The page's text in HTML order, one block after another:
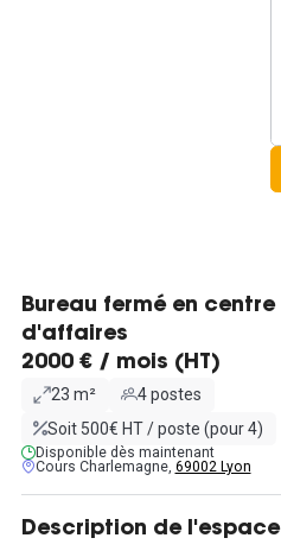
Bureau fermé en centre
d'affaires
2000 € / mois (HT)
23 m²
4 postes
Soit 500€ HT / poste (pour 4)
Disponible dès maintenant
Cours Charlemagne, 69002 Lyon
Description de l'espace